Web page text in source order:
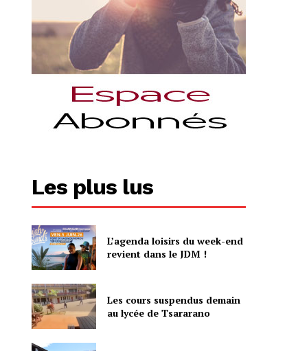
Les plus lus
L’agenda loisirs du week-end
revient dans le JDM !
Les cours suspendus demain
au lycée de Tsararano